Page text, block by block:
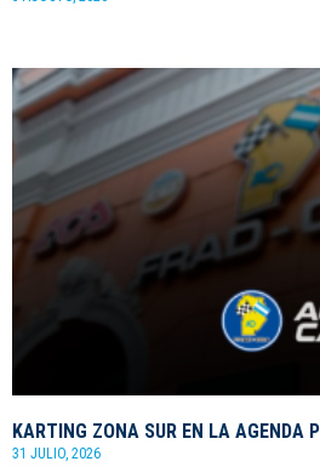
KARTING ZONA SUR EN LA AGENDA
31 JULIO, 2026